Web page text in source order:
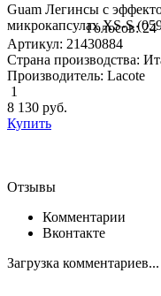
Guam Легинсы с
микрокапсулах XS-S
Голосов: 24
Артикул: 21430884
Страна производства:
Производитель: Lacote
1
8 130 руб.
Купить
Отзывы
Комментарии
Вконтакте
Загрузка комментариев...